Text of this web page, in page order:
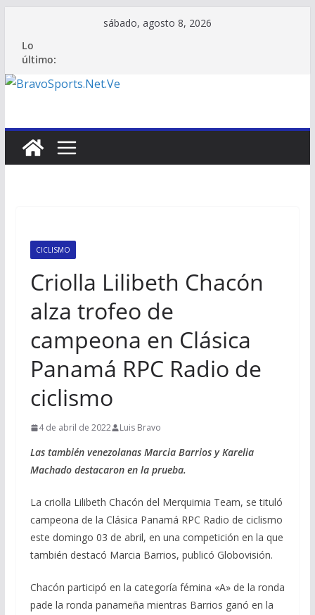
contenido
sábado, agosto 8, 2026
Lo
último:
CICLISMO
Criolla Lilibeth Chacón
alza trofeo de
campeona en Clásica
Panamá RPC Radio de
ciclismo
4 de abril de 2022 Luis Bravo
Las también venezolanas Marcia Barrios y Karelia
Machado destacaron en la prueba.
La criolla Lilibeth Chacón del Merquimia Team, se tituló
campeona de la Clásica Panamá RPC Radio de ciclismo
este domingo 03 de abril, en una competición en la que
también destacó Marcia Barrios, publicó Globovisión.
Chacón participó en la categoría fémina «A» de la ronda
pade la ronda panameña mientras Barrios ganó en la